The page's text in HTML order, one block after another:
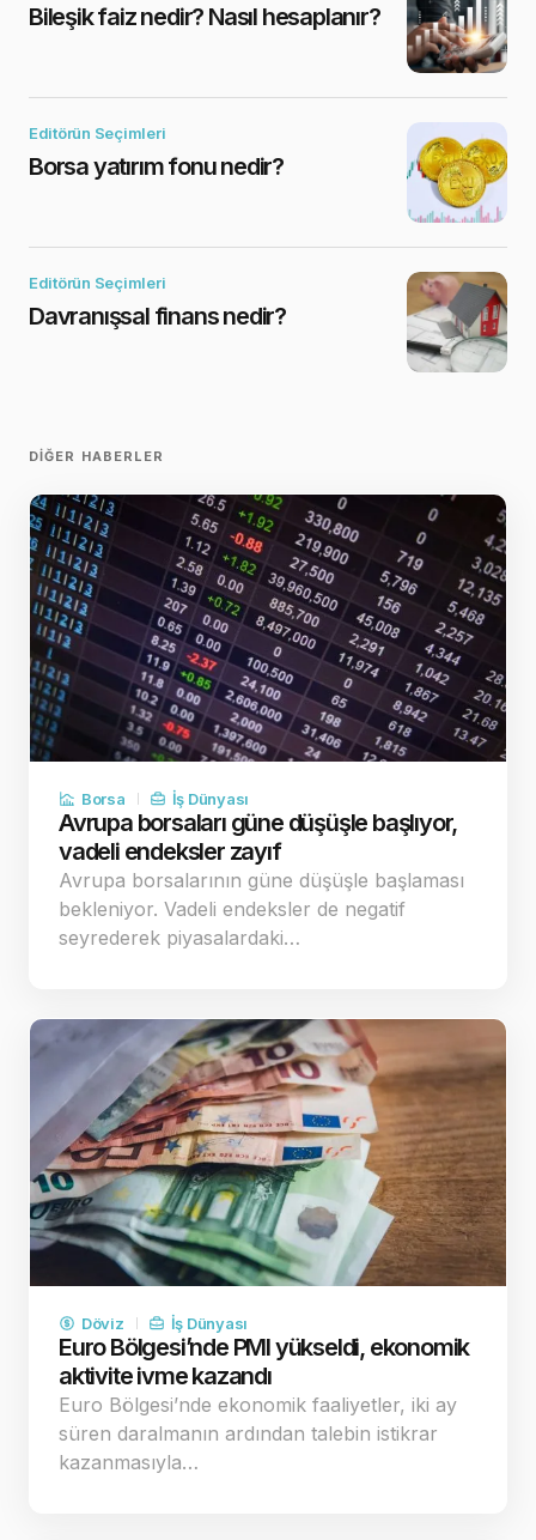
Bileşik faiz nedir? Nasıl hesaplanır?
Editörün Seçimleri
Borsa yatırım fonu nedir?
Editörün Seçimleri
Davranışsal finans nedir?
DIĞER HABERLER
Borsa İş Dünyası
Avrupa borsaları güne düşüşle başlıyor,
vadeli endeksler zayıf
Avrupa borsalarının güne düşüşle başlaması
bekleniyor. Vadeli endeksler de negatif
seyrederek piyasalardaki…
Döviz İş Dünyası
Euro Bölgesi’nde PMI yükseldi, ekonomik
aktivite ivme kazandı
Euro Bölgesi’nde ekonomik faaliyetler, iki ay
süren daralmanın ardından talebin istikrar
kazanmasıyla…